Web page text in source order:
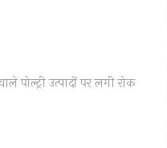
पोल्ट्री उत्पादों पर लगी रोक